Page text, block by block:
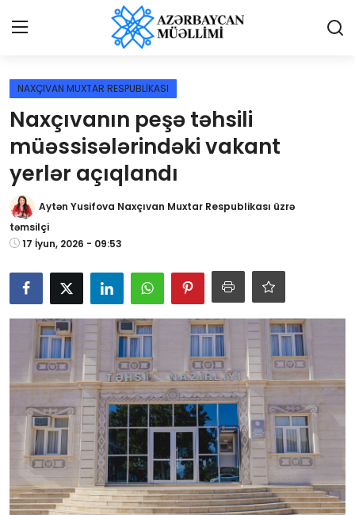
Giriş Qeydiyyat
Qəzetə elan ver
Əlaqə
Haqqımızda
Reklam və elan
Biz kimik?
Bütün xəbərlər
Gündəlik
Rəsmi
Təhsil
Müsahibə
Elm və innovasiya
NAXÇIVAN MUXTAR RESPUBLİKASI
Naxçıvanın peşə təhsili
müəssisələrindəki vakant
yerlər açıqlandı
Aytən Yusifova Naxçıvan Muxtar Respublikası üzrə
təmsilçi
17 İyun, 2026 - 09:53